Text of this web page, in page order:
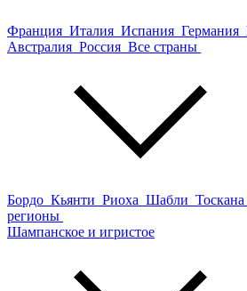
Франция Италия Испания Германия
Австралия Россия Все страны
Бордо Кьянти Риоха Шабли Тоскана
регионы
Шампанское и игристое